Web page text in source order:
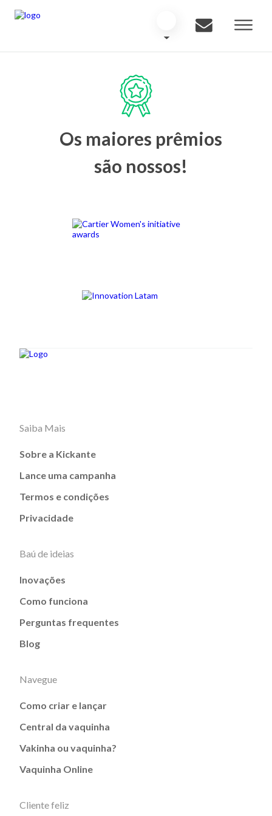
Os maiores prêmios
são nossos!
Saiba Mais
Sobre a Kickante
Lance uma campanha
Termos e condições
Privacidade
Baú de ideias
Inovações
Como funciona
Perguntas frequentes
Blog
Navegue
Como criar e lançar
Central da vaquinha
Vakinha ou vaquinha?
Vaquinha Online
Cliente feliz